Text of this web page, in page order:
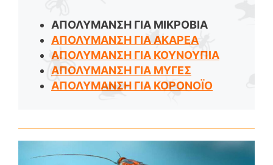
ΑΠΟΛΥΜΑΝΣΗ ΓΙΑ ΜΙΚΡΟΒΙΑ
ΑΠΟΛΥΜΑΝΣΗ ΓΙΑ ΑΚΑΡΕΑ
ΑΠΟΛΥΜΑΝΣΗ ΓΙΑ ΚΟΥΝΟΥΠΙΑ
ΑΠΟΛΥΜΑΝΣΗ ΓΙΑ ΜΥΓΕΣ
ΑΠΟΛΥΜΑΝΣΗ ΓΙΑ ΚΟΡΟΝΟΪΟ